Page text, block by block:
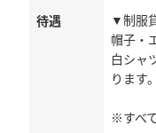
待遇
▼制服
帽子・
白シャ
ります。
※すべ